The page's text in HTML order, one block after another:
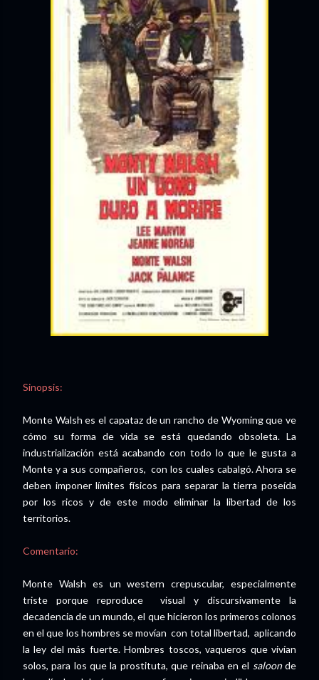
Sinopsis:
Monte Walsh es el capataz de un rancho de Wyoming que ve
cómo su forma de vida se está quedando obsoleta. La
industrialización está acabando con todo lo que le gusta a
Monte y a sus compañeros, con los cuales cabalgó. Ahora se
deben imponer límites físicos para separar la tierra poseída
por los ricos y de este modo eliminar la libertad de los
territorios.
Comentario:
Monte Walsh es un western crepuscular, especialmente
triste porque reproduce visual y discursivamente la
decadencia de un mundo, el que hicieron los primeros colonos
en el que los hombres se movían con total libertad, aplicando
la ley del más fuerte. Hombres toscos, vaqueros que vivían
solos, para los que la prostituta, que reinaba en el saloonde